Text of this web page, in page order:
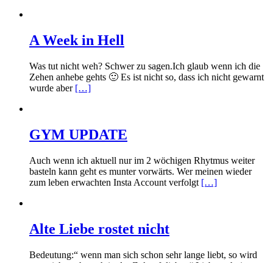
A Week in Hell
Was tut nicht weh? Schwer zu sagen.Ich glaub wenn ich die
Zehen anhebe gehts 🙂 Es ist nicht so, dass ich nicht gewarnt
wurde aber […]
GYM UPDATE
Auch wenn ich aktuell nur im 2 wöchigen Rhytmus weiter
basteln kann geht es munter vorwärts. Wer meinen wieder
zum leben erwachten Insta Account verfolgt […]
Alte Liebe rostet nicht
Bedeutung:“ wenn man sich schon sehr lange liebt, so wird